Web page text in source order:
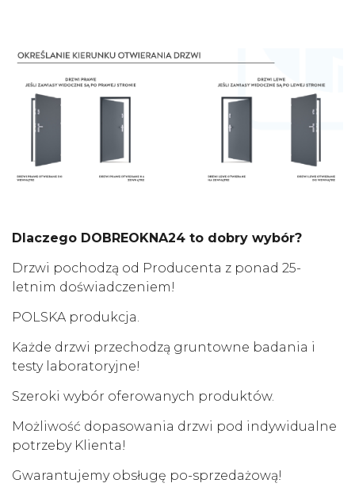
Dlaczego DOBREOKNA24 to dobry wybór?
Drzwi pochodzą od Producenta z ponad 25-
letnim doświadczeniem!
POLSKA produkcja.
Każde drzwi przechodzą gruntowne badania i
testy laboratoryjne!
Szeroki wybór oferowanych produktów.
Możliwość dopasowania drzwi pod indywidualne
potrzeby Klienta!
Gwarantujemy obsługę po-sprzedażową!